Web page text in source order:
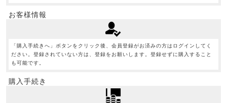
お客様情報
「購入手続きへ」ボタンをクリック後、会員登録がお済みの方はログインしてく
ださい。登録されていない方は、登録をお願いします。登録せずに購入すること
も可能です。
購入手続き